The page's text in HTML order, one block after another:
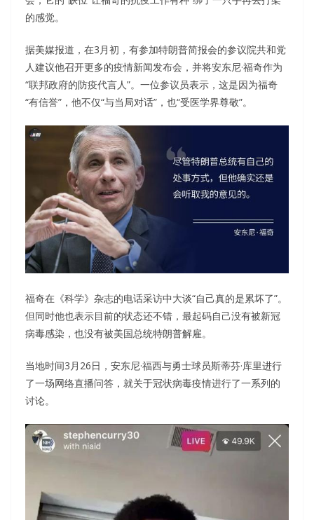
的感觉。
据美媒报道，在3月初，有参加特朗普简报会的参议院共和党
人建议他召开更多的疫情新闻发布会，并将安东尼·福奇作为
“联邦政府的防疫代言人”。一位参议员表示，这是因为福奇
“有信誉”，他不仅“与当局对话”，也“受医学界尊敬”。
福奇在《科学》杂志的电话采访中大谈“自己真的是累坏了”。
但同时他也表示目前的状态还不错，最起码自己没有被新冠
病毒感染，也没有被美国总统特朗普解雇。
当地时间3月26日，安东尼·福西与勇士球员斯蒂芬·库里进行
了一场网络直播问答，就关于冠状病毒疫情进行了一系列的
讨论。